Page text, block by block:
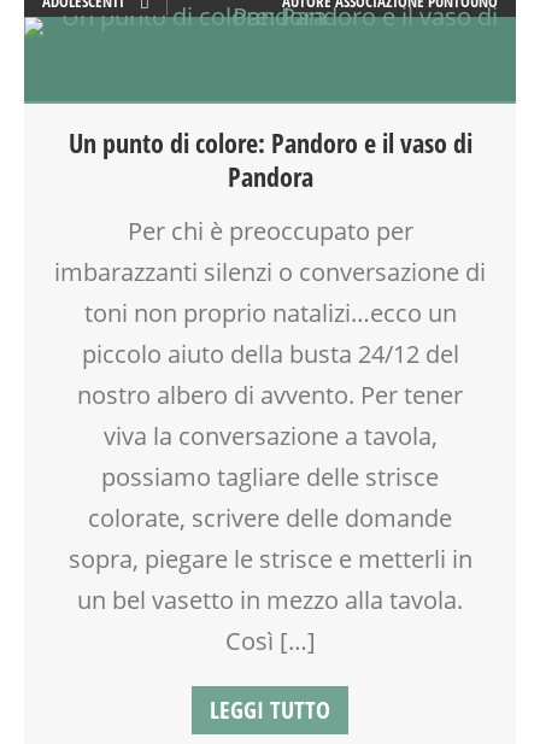
PSICOLOGIA
RIEQUILIBRIO ENERGETICO
SHIATSU
TEATRO
TEATRO D'IMPROVVISAZIONE
TEMPO LIBERO
VIA FARUFFINI
ADULTI
Un punto di colore: Pandoro e il vaso di
Pandora
Per chi è preoccupato per
imbarazzanti silenzi o conversazione di
toni non proprio natalizi…ecco un
piccolo aiuto della busta 24/12 del
nostro albero di avvento. Per tener
viva la conversazione a tavola,
possiamo tagliare delle strisce
colorate, scrivere delle domande
sopra, piegare le strisce e metterli in
un bel vasetto in mezzo alla tavola.
Così […]
LEGGI TUTTO